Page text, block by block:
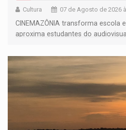
Cultura 07 de Agosto de 2026
CINEMAZÔNIA transforma escola
aproxima estudantes do